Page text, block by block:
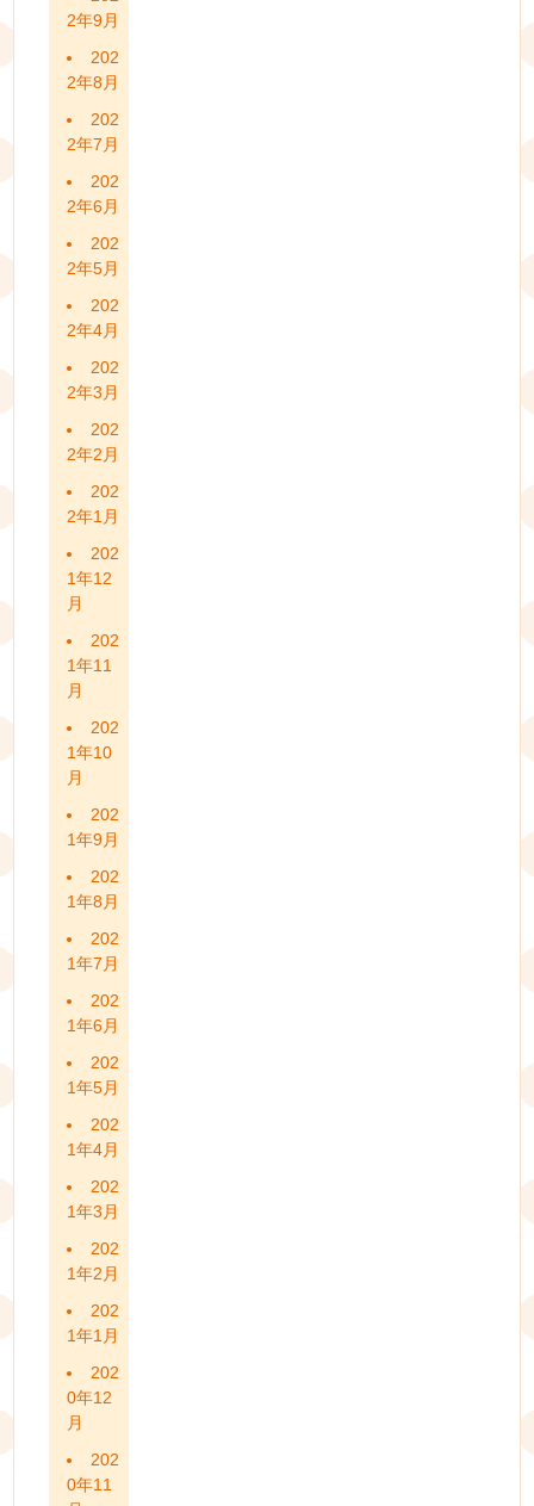
2年9月
202
2年8月
202
2年7月
202
2年6月
202
2年5月
202
2年4月
202
2年3月
202
2年2月
202
2年1月
202
1年12
月
202
1年11
月
202
1年10
月
202
1年9月
202
1年8月
202
1年7月
202
1年6月
202
1年5月
202
1年4月
202
1年3月
202
1年2月
202
1年1月
202
0年12
月
202
0年11